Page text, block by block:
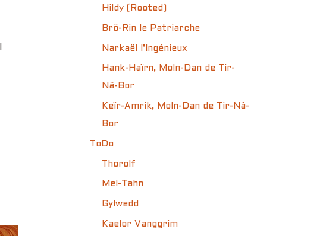
Hildy (Rooted)
Brö-Rin le Patriarche
Narkaël l’Ingénieux
Hank-Haïrn, Moln-Dan de Tir-
Nâ-Bor
Keïr-Amrik, Moln-Dan de Tir-Nâ-
Bor
ToDo
Thorolf
Mel-Tahn
Gylwedd
Kaelor Vanggrim